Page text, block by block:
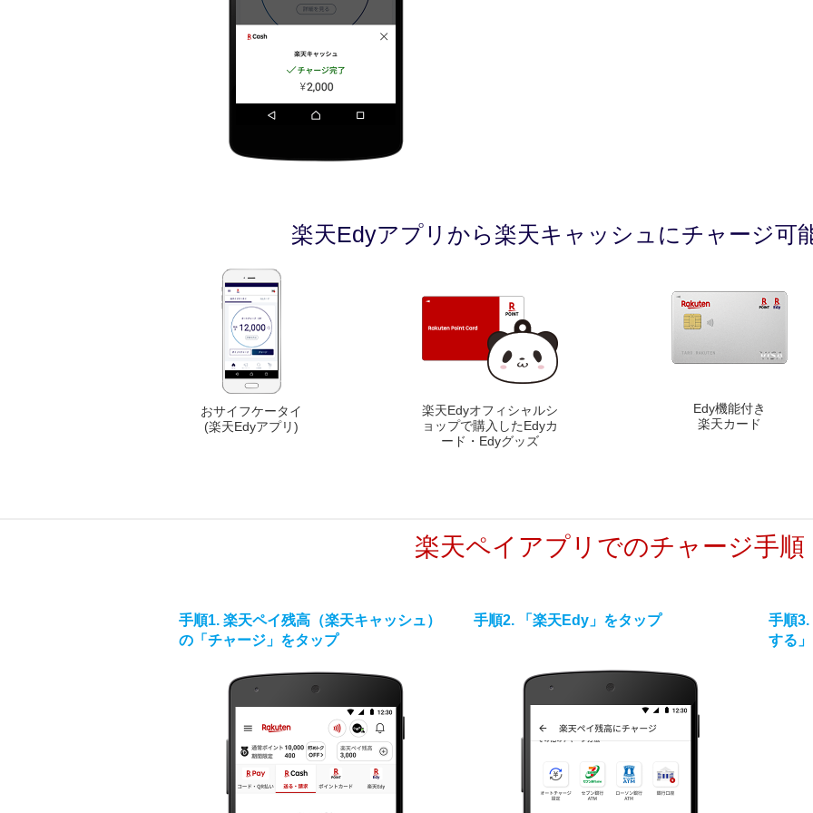
楽天Edyアプリから楽天キャッシュにチャージ可
おサイフケータイ
(楽天Edyアプリ)
楽天Edyオフィシャルシ
ョップで購入したEdyカ
ード・Edyグッズ
Edy機能付き
楽天カード
楽天ペイアプリでのチャージ手順
手順1. 楽天ペイ残高（楽天キャッシュ）
の「チャージ」をタップ
手順2. 「楽天Edy」をタップ
手順3.
する